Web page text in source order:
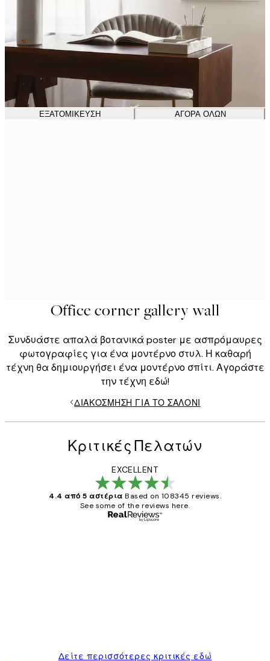
ΕΞΑΤΟΜΊΚΕΥΣΗ ΑΓΟΡΆ ΌΛΩΝ
Office corner gallery wall
Συνδυάστε απαλά βοτανικά poster με ασπρόμαυρες
φωτογραφίες για ένα μοντέρνο στυλ. Η καθαρή
τέχνη θα δημιουργήσει ένα μοντέρνο σπίτι. Αγοράστε
την τέχνη εδώ!
ΔΙΑΚΌΣΜΗΣΗ ΓΙΑ ΤΟ ΣΑΛΌΝΙ
Κριτικές Πελατών
EXCELLENT
4.4 από 5 αστέρια Based on 108345 reviews.
See some of the reviews here.
Δείτε περισσότερες κριτικές εδώ